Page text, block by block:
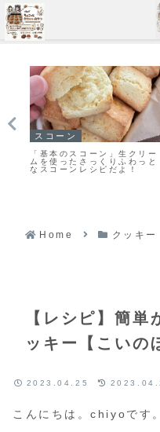
スコーン
「基本のスコーン」生クリー
ムを使ったさっくりふわっと
なスコーンレシピだよ！
Home クッキー
【レシピ】簡
ッキー【こいの
2023.04.25
こんにちは。chiyoです。
メニュー